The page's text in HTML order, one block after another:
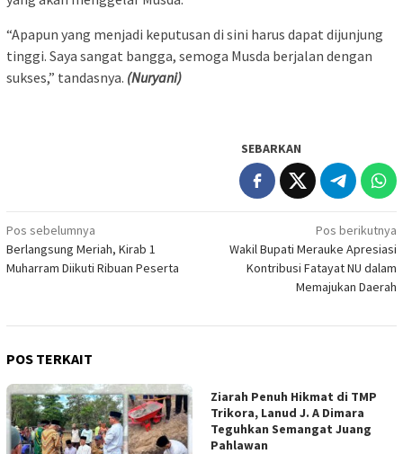
“Apapun yang menjadi keputusan di sini harus dapat dijunjung
tinggi. Saya sangat bangga, semoga Musda berjalan dengan
sukses,” tandasnya. (Nuryani)
SEBARKAN
Navigasi
pos
Pos sebelumnya
Berlangsung Meriah, Kirab 1
Muharram Diikuti Ribuan Peserta
Pos berikutnya
Wakil Bupati Merauke Apresiasi
Kontribusi Fatayat NU dalam
Memajukan Daerah
POS TERKAIT
Ziarah Penuh Hikmat di TMP
Trikora, Lanud J. A Dimara
Teguhkan Semangat Juang
Pahlawan